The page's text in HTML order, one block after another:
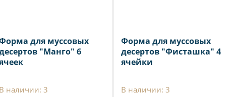
для муссовых
"Манго" 6
наличии: 3
Форма для муссовых
десертов "Фисташка" 4
ячейки
В наличии: 3